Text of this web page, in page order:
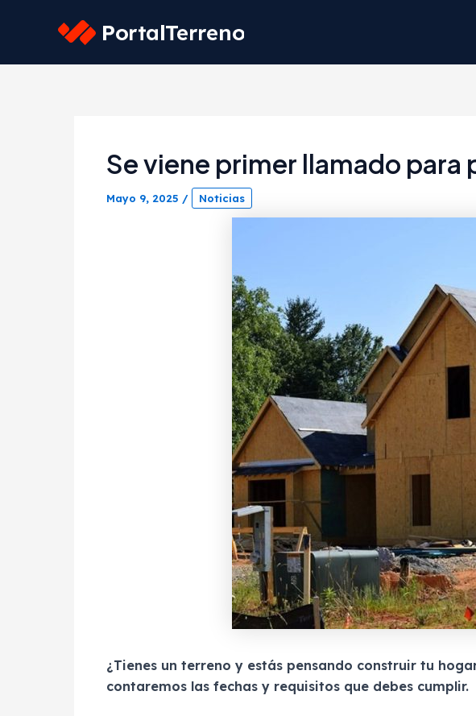
Se viene primer llamado para
Mayo 9, 2025 / Noticias
¿Tienes un terreno y estás pensando construir tu
contaremos las fechas y requisitos que debes cumplir.